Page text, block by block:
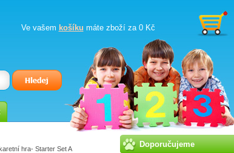
Ve vašem košíku máte zboží za 0 Kč
hra- Starter Set A Doporučujeme